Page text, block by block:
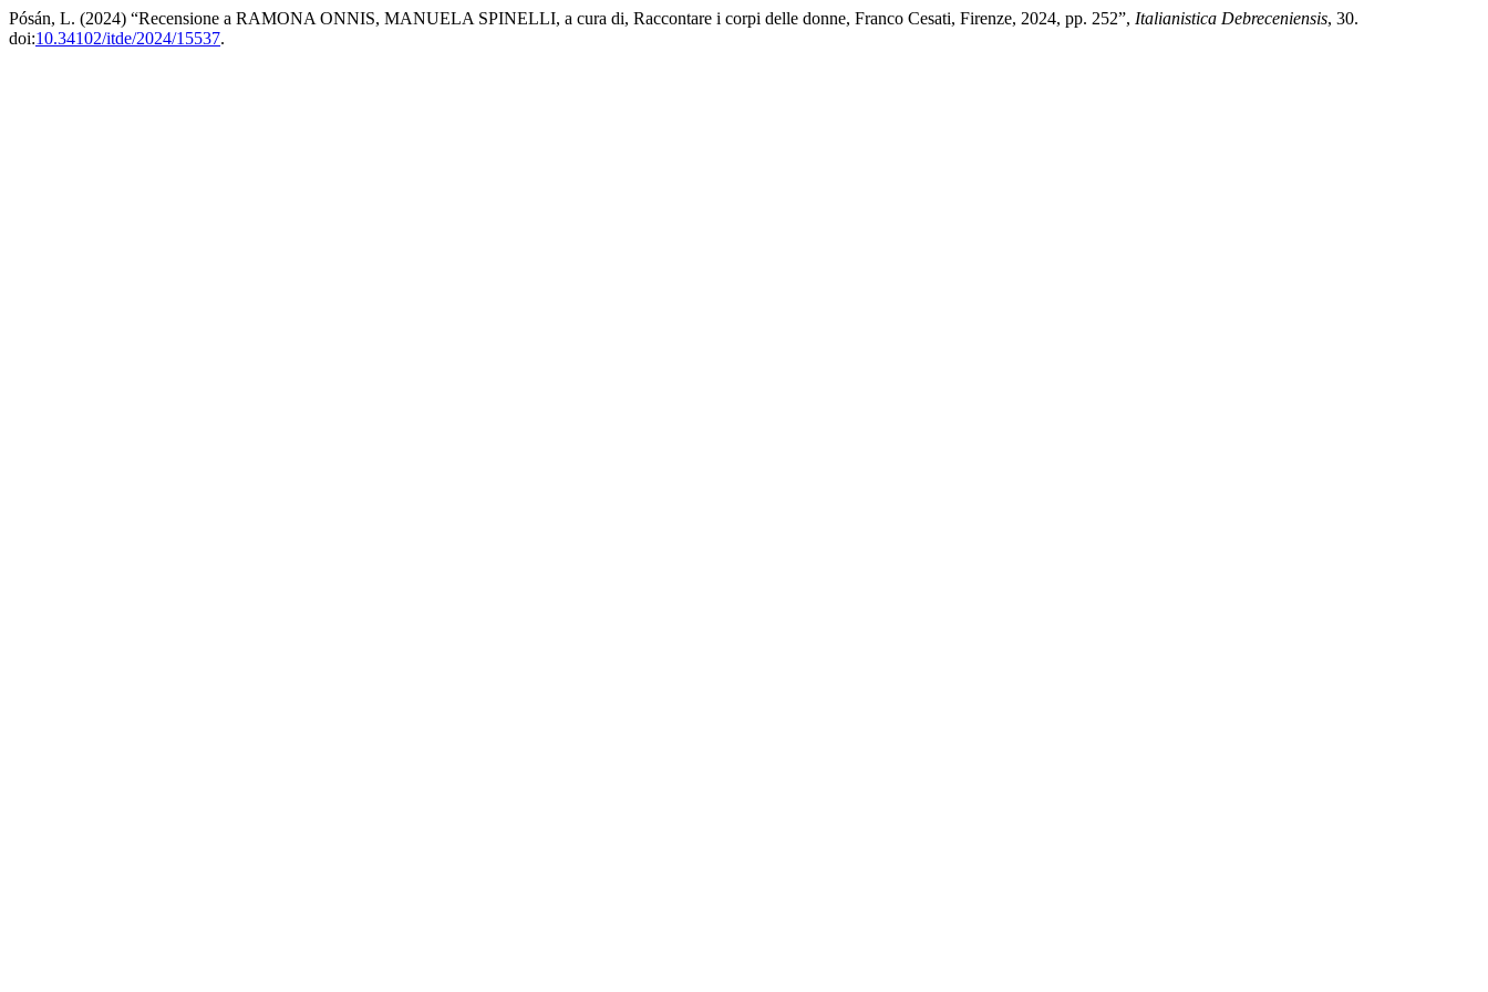
Pósán, L. (2024) “Recensione a RAMONA ONNIS, MANUELA SPINELLI, a cura di, Raccontare i corpi delle donne, Franco Cesati, Firenze, 2024, pp. 252”, Italianistica Debreceniensis, 30.
doi:10.34102/itde/2024/15537.